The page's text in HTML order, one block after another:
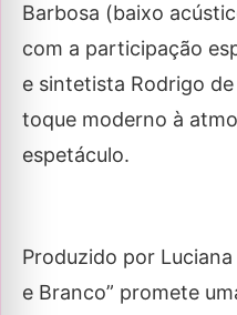
Barbosa (baixo
com a participação
e sintetista Rodrigo
toque moderno à
espetáculo.
Produzido por
e Branco” promete